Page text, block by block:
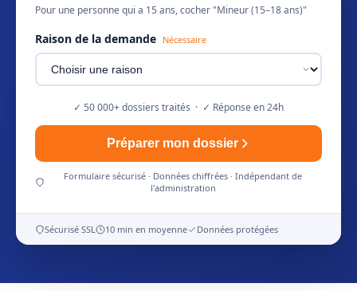
Pour une personne qui a 15 ans, cocher "Mineur (15–18 ans)"
Raison de la demande Nécessaire
✓ 50 000+ dossiers traités · ✓ Réponse en 24h
Préparer mon dossier
Formulaire sécurisé · Données chiffrées · Indépendant de
l'administration
Sécurisé SSL 10 min en moyenne Données protégées